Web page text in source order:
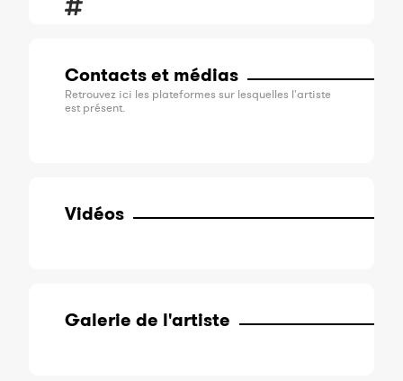
Contacts et médias
Retrouvez ici les plateformes sur lesquelles l'artiste
est présent.
Vidéos
Galerie de l'artiste